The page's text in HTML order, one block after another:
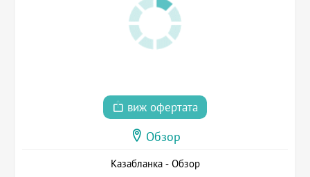
виж офертата
Обзор
Казабланка - Обзор